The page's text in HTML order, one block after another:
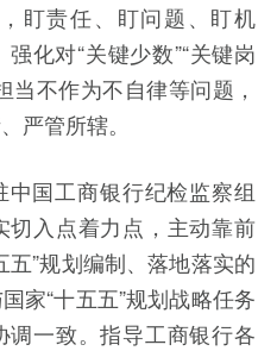
盯责任、盯问题、盯机
化对“关键少数”“关键岗
当不作为不自律等问题，
严管所辖。
国工商银行纪检监察组
入点着力点，主动靠前
五”规划编制、落地落实的
家“十五五”规划战略任务
一致。指导工商银行各